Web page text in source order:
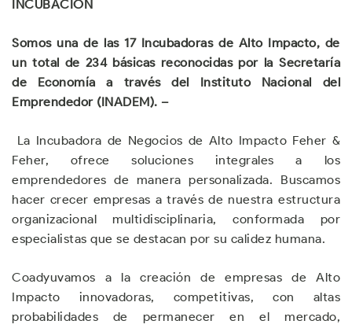
INCUBACIÓN
Somos una de las 17 Incubadoras de Alto Impacto, de
un total de 234 básicas reconocidas por la Secretaría
de Economía a través del Instituto Nacional del
Emprendedor (INADEM). –
La Incubadora de Negocios de Alto Impacto Feher &
Feher, ofrece soluciones integrales a los
emprendedores de manera personalizada. Buscamos
hacer crecer empresas a través de nuestra estructura
organizacional multidisciplinaria, conformada por
especialistas que se destacan por su calidez humana.
Coadyuvamos a la creación de empresas de Alto
Impacto innovadoras, competitivas, con altas
probabilidades de permanecer en el mercado,